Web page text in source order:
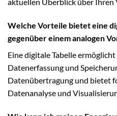
Welche Vorteile bietet eine
gegenüber einem analogen
Eine digitale Tabelle
Datenerfassung und
Datenübertragung und bietet
Datenanalyse und